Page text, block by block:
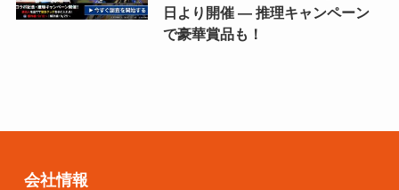
日より開催 ― 推理キャンペーン
で豪華賞品も！
会社情報